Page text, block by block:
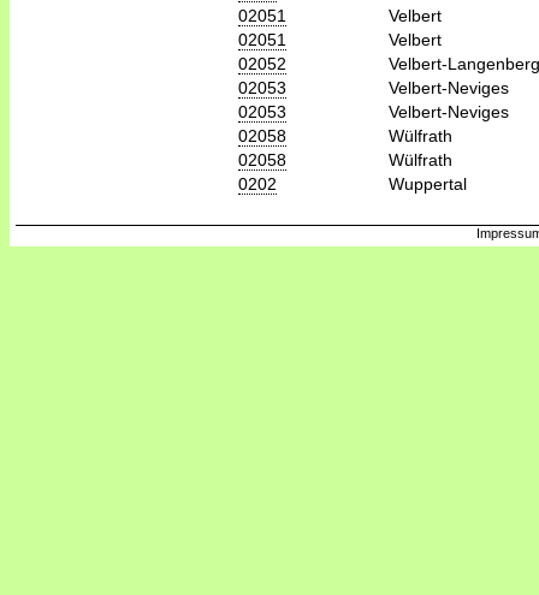
02051
Velbert
02051
Velbert
02052
Velbert-Langenberg
02053
Velbert-Neviges
02053
Velbert-Neviges
02058
Wülfrath
02058
Wülfrath
0202
Wuppertal